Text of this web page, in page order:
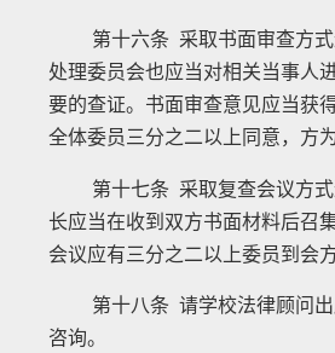
第十六条 采取书面审查方
处理委员会也应当对相关当事人
要的查证。书面审查意见应当获
全体委员三分之二以上同意，方为
第十七条 采取复查会议方
长应当在收到双方书面材料后召
会议应有三分之二以上委员到会
第十八条 请学校法律顾问
咨询。